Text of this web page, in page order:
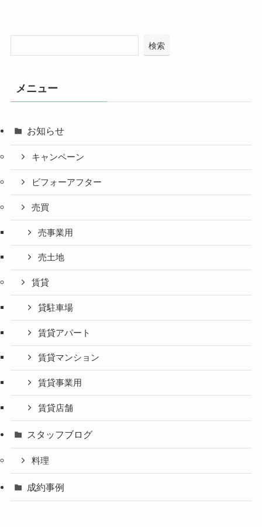
検索
メニュー
お知らせ
キャンペーン
ビフォーアフター
売買
売事業用
売土地
賃貸
貸駐車場
賃貸アパート
賃貸マンション
賃貸事業用
賃貸店舗
スタッフブログ
料理
成約事例